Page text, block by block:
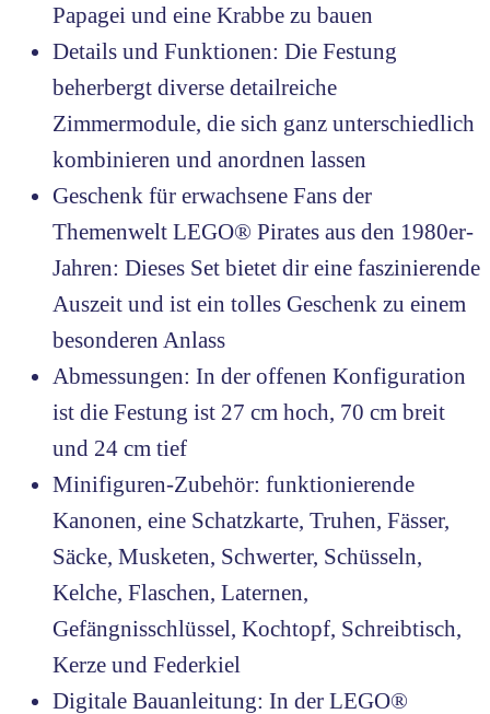
Papagei und eine Krabbe zu bauen
Details und Funktionen: Die Festung
beherbergt diverse detailreiche
Zimmermodule, die sich ganz unterschiedlich
kombinieren und anordnen lassen
Geschenk für erwachsene Fans der
Themenwelt LEGO® Pirates aus den 1980er-
Jahren: Dieses Set bietet dir eine faszinierende
Auszeit und ist ein tolles Geschenk zu einem
besonderen Anlass
Abmessungen: In der offenen Konfiguration
ist die Festung ist 27 cm hoch, 70 cm breit
und 24 cm tief
Minifiguren-Zubehör: funktionierende
Kanonen, eine Schatzkarte, Truhen, Fässer,
Säcke, Musketen, Schwerter, Schüsseln,
Kelche, Flaschen, Laternen,
Gefängnisschlüssel, Kochtopf, Schreibtisch,
Kerze und Federkiel
Digitale Bauanleitung: In der LEGO®